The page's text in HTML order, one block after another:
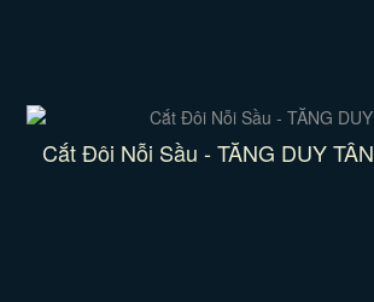
Cắt Đôi Nỗi Sầu - TĂNG DUY TÂN